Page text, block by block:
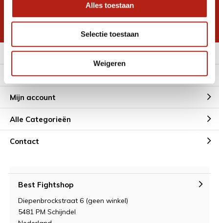
Alles toestaan
Selectie toestaan
Weigeren
* Lees hier de wettelijke beperkingen
Meer informatie
Klantenservice
Mijn account
Alle Categorieën
Contact
Best Fightshop
Diepenbrockstraat 6 (geen winkel)
5481 PM Schijndel